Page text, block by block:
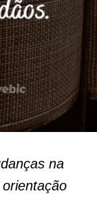
na